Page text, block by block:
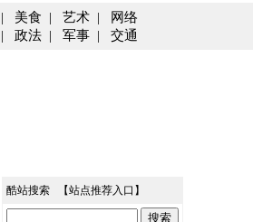
| 美食 | 艺术 |
网络
| 政法 | 军事 | 交通
酷站搜索 【站点推荐入口 】